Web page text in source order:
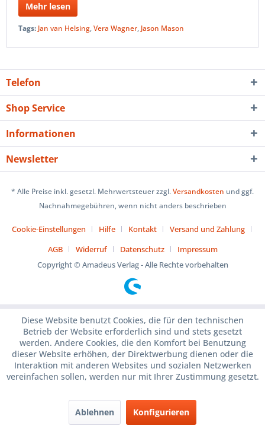
Mehr lesen
Tags: Jan van Helsing,Vera Wagner, Jason Mason
Telefon
Shop Service
Informationen
Newsletter
* Alle Preise inkl. gesetzl. Mehrwertsteuer zzgl.Versandkosten und ggf.
Nachnahmegebühren, wenn nicht anders beschrieben
Cookie-Einstellungen Hilfe Kontakt
Versand und Zahlung
AGB
Widerruf Datenschutz
Impressum
Copyright © Amadeus Verlag - Alle Rechte vorbehalten
Diese Website benutzt Cookies, die für den technischen
Betrieb der Website erforderlich sind und stets gesetzt
werden. Andere Cookies, die den Komfort bei Benutzung
dieser Website erhöhen, der Direktwerbung dienen oder die
Interaktion mit anderen Websites und sozialen Netzwerken
vereinfachen sollen, werden nur mit Ihrer Zustimmung gesetzt.
Ablehnen Konfigurieren